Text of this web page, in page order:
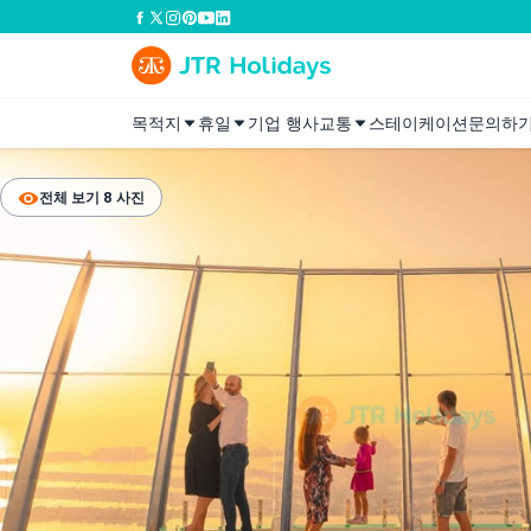
목적지 휴일 기업 행사교통 스테이케이션문의하
전체 보기 8 사진